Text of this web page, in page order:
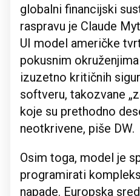
globalni financijski
raspravu je Claude
UI model američke
pokusnim
izuzetno kritičnih
softveru, takozvane
koje su prethodno
neotkrivene, piše DW.
Osim toga, model je
programirati
napade. Europska